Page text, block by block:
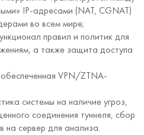
IP-адресами (NAT, CGNAT)
во всем мире;
правил и политик для
а также защита доступа
VPN/ZTNA-
системы на наличие угроз,
соединения туннеля, сбор
на сервер для анализа.